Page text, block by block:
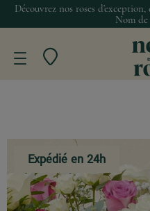
Découvrez nos roses
Nom
Expédié en 24h